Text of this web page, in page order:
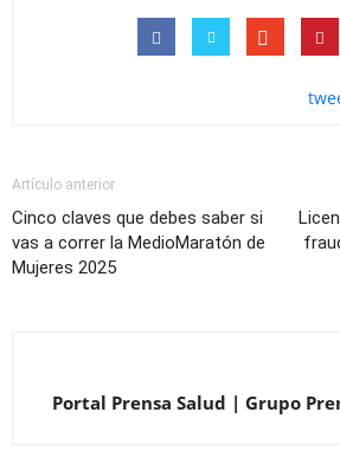
Artículo anterior
Cinco claves que debes saber si
vas a correr la MedioMaratón de
Mujeres 2025
Portal Prensa Salud | Grupo